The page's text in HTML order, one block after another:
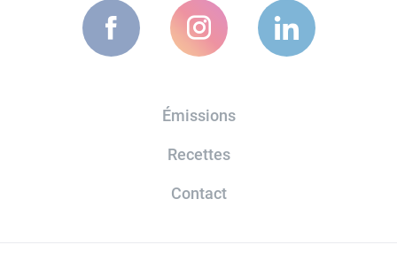
Émissions
Recettes
Contact